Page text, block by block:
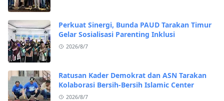
Perkuat Sinergi, Bunda PAUD Tarakan Timur
Gelar Sosialisasi Parenting Inklusi
2026/8/7
Ratusan Kader Demokrat dan ASN Tarakan
Kolaborasi Bersih-Bersih Islamic Center
2026/8/7